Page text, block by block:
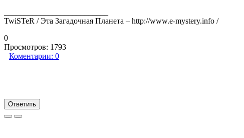
TwiSTeR / Эта Загадочная Планета – http://www.e-mystery.info /
0
Просмотров: 1793
Коментарии: 0
Ответить